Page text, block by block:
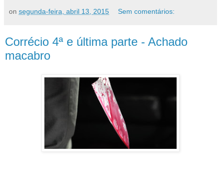
on segunda-feira, abril 13, 2015 Sem comentários:
Corrécio 4ª e última parte - Achado
macabro